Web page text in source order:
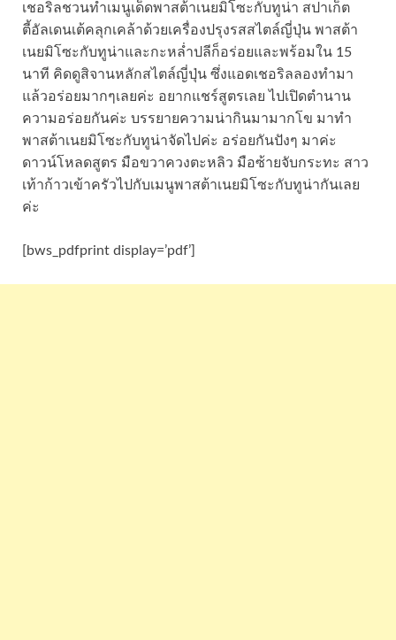
เชอริลชวนทำเมนูเด็ดพาสต้าเนยมิโซะกับทูน่า สปาเก็ต
ตี้อัลเดนเต้คลุกเคล้าด้วยเครื่องปรุงรสสไตล์ญี่ปุ่น พาสต้า
เนยมิโซะกับทูน่าและกะหล่ำปลีก็อร่อยและพร้อมใน 15
นาที คิดดูสิจานหลักสไตล์ญี่ปุ่น ซึ่งแอดเชอริลลองทำมา
แล้วอร่อยมากๆเลยค่ะ อยากแชร์สูตรเลย ไปเปิดตำนาน
ความอร่อยกันค่ะ บรรยายความน่ากินมามากโข มาทำ
พาสต้าเนยมิโซะกับทูน่าจัดไปค่ะ อร่อยกันปังๆ มาค่ะ
ดาวน์โหลดสูตร มือขวาควงตะหลิว มือซ้ายจับกระทะ สาว
เท้าก้าวเข้าครัวไปกับเมนูพาสต้าเนยมิโซะกับทูน่ากันเลย
ค่ะ
[bws_pdfprint display=’pdf’]